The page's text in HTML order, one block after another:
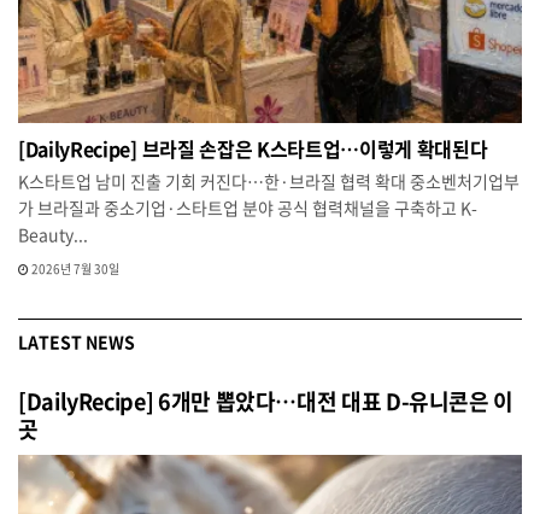
[DailyRecipe] 브라질 손잡은 K스타트업…이렇게 확대된다
K스타트업 남미 진출 기회 커진다…한·브라질 협력 확대 중소벤처기업부
가 브라질과 중소기업·스타트업 분야 공식 협력채널을 구축하고 K-
Beauty...
2026년 7월 30일
LATEST NEWS
[DailyRecipe] 6개만 뽑았다…대전 대표 D-유니콘은 이
곳